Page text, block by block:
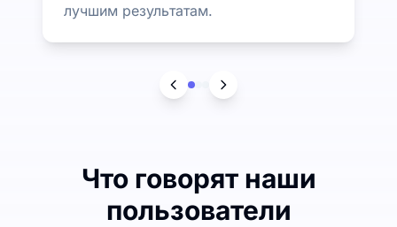
лучшим результатам.
Что говорят наши
пользователи